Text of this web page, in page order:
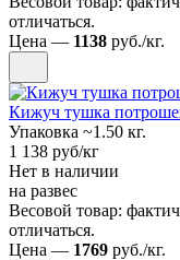
отличаться.
Цена — 1138 руб./кг.
Кижуч тушка
Упаковка ~1.50 кг.
1 138 руб/кг
Нет в наличии
на развес
Весовой товар:
отличаться.
Цена — 1769 руб./кг.